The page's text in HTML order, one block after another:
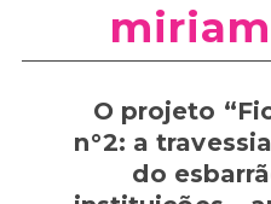
O projeto
n°2: a
do